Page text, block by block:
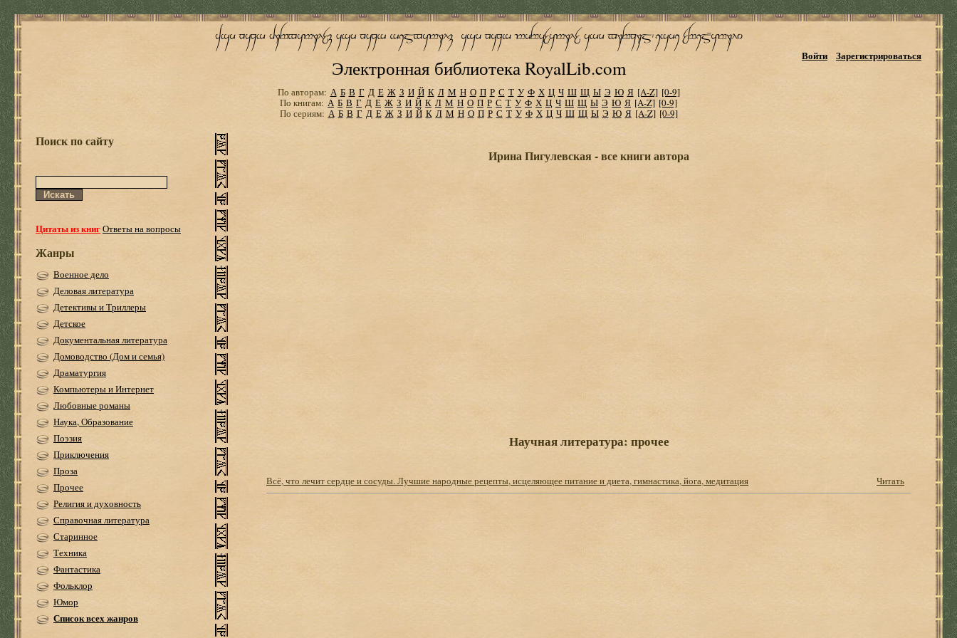
Электронная библиотека RoyalLib.com
Войти Зарегистрироваться
По авторам: А Б В Г Д Е Ж З И Й К Л М Н О П Р С Т У Ф Х Ц Ч Ш Щ Ы Э Ю Я [A-Z] [0-9]
По книгам: А Б В Г Д Е Ж З И Й К Л М Н О П Р С Т У Ф Х Ц Ч Ш Щ Ы Э Ю Я [A-Z] [0-9]
По сериям: А Б В Г Д Е Ж З И Й К Л М Н О П Р С Т У Ф Х Ц Ч Ш Щ Ы Э Ю Я [A-Z] [0-9]
Поиск по сайту
Цитаты из книгОтветы на вопросы
Жанры
Военное дело
Деловая литература
Детективы и Триллеры
Детское
Документальная литература
Домоводство (Дом и семья)
Драматургия
Компьютеры и Интернет
Любовные романы
Наука, Образование
Поэзия
Приключения
Проза
Прочее
Религия и духовность
Справочная литература
Старинное
Техника
Фантастика
Фольклор
Юмор
Список всех жанров
Ирина Пигулевская - все книги автора
Научная литература: прочее
Всё, что лечит сердце и сосуды. Лучшие народные рецепты, исцеляющее питание и диета, гимнастика, йога, медитация Читать